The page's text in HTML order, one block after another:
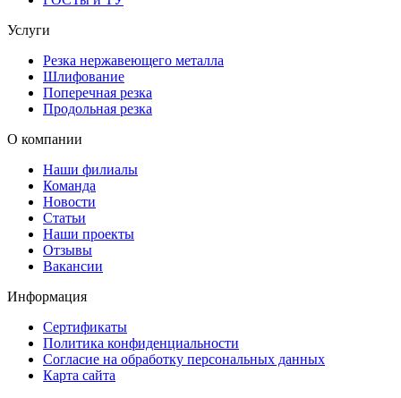
Услуги
Резка нержавеющего металла
Шлифование
Поперечная резка
Продольная резка
О компании
Наши филиалы
Команда
Новости
Статьи
Наши проекты
Отзывы
Вакансии
Информация
Сертификаты
Политика конфиденциальности
Согласие на обработку персональных данных
Карта сайта